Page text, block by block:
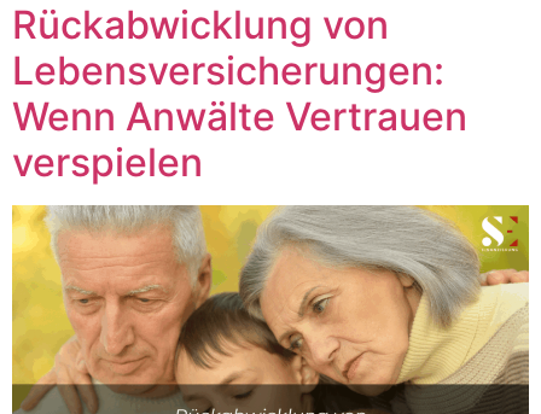
Rückabwicklung von
Lebensversicherungen:
Wenn Anwälte Vertrauen
verspielen